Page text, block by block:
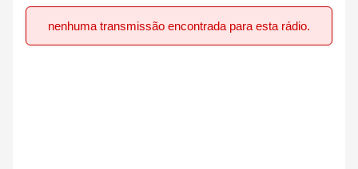
nenhuma transmissão encontrada para esta rádio.